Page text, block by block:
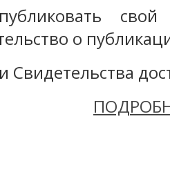
о
Свидетельства